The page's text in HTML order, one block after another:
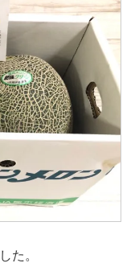
た。